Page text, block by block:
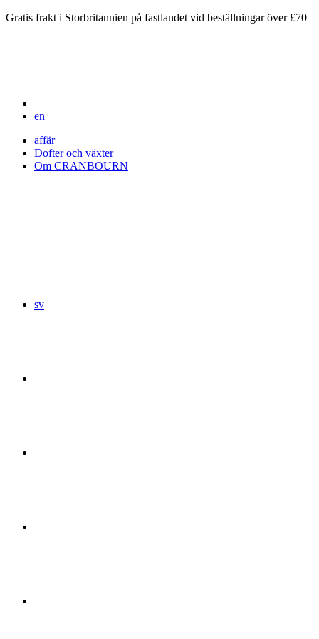
Gratis frakt i Storbritannien på fastlandet vid beställningar över £70
en
affär
Dofter och växter
Om CRANBOURN
sv